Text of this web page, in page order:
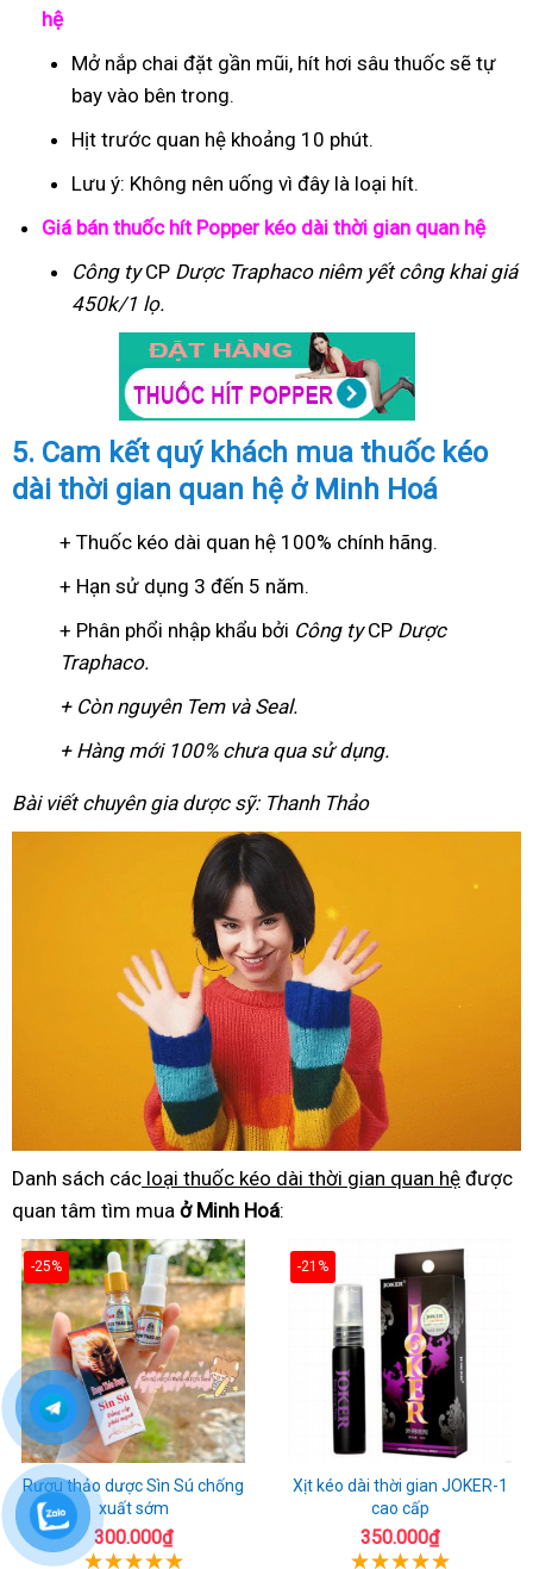
hệ
Mở nắp chai đặt gần mũi, hít hơi sâu thuốc sẽ tự
bay vào bên trong.
Hịt trước quan hệ khoảng 10 phút.
Lưu ý: Không nên uống vì đây là loại hít.
Giá bán thuốc hít Popper kéo dài thời gian quan hệ
Công tyCP Dược Traphaconiêm yết công khai giá
450k/1 lọ.
5. Cam kết quý khách mua thuốc kéo
dài thời gian quan hệ ở Minh Hoá
+ Thuốc kéo dài quan hệ 100% chính hãng.
+ Hạn sử dụng 3 đến 5 năm.
+ Phân phổi nhập khẩu bởi Công tyCP Dược
Traphaco.
+ Còn nguyên Tem và Seal.
+ Hàng mới 100% chưa qua sử dụng.
Bài viết chuyên gia dược sỹ: Thanh Thảo
Danh sách các loại thuốc kéo dài thời gian quan hệ được
quan tâm tìm mua ở Minh Hoá:
-25%
Rượu thảo dược Sìn Sú chống
xuất sớm
300.000₫
-21%
Xịt kéo dài thời gian JOKER-1
cao cấp
350.000₫